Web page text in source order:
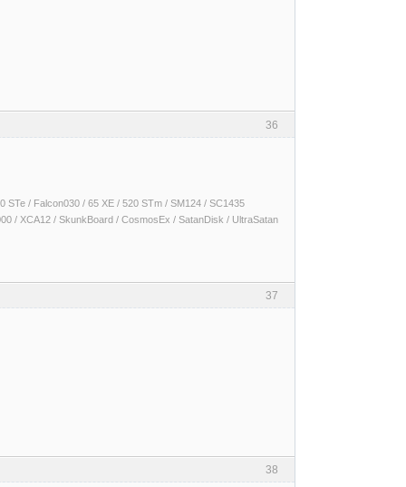
36
STe / Falcon030 / 65 XE / 520 STm / SM124 / SC1435
/ XCA12 / SkunkBoard / CosmosEx / SatanDisk / UltraSatan
37
38